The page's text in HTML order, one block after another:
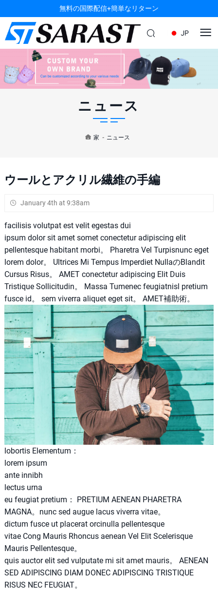
無料の国際配信+簡単なリターン
JP
ニュース
家 - ニュース
ウールとアクリル繊維の手編
January 4th at 9:38am
facilisis volutpat est velit egestas dui
ipsum dolor sit amet somet conectetur adipiscing elit
pellentesque habitant morbi。 Pharetra Vel Turpisnunc eget
lorem dolor。 Ultrices Mi Tempus Imperdiet NullaのBlandit
Cursus Risus。 AMET conectetur adipiscing Elit Duis
Tristique Sollicitudin。 Massa Tumenec feugiatnisl pretium
fusce id。 sem viverra aliquet eget sit。 AMET補助術。
lobortis Elementum：
lorem ipsum
ante innibh
lectus urna
eu feugiat pretium： PRETIUM AENEAN PHARETRA
MAGNA。nunc sed augue lacus viverra vitae。
dictum fusce ut placerat orcinulla pellentesque
vitae Cong Mauris Rhoncus aenean Vel Elit Scelerisque
Mauris Pellentesque。
quis auctor elit sed vulputate mi sit amet mauris。 AENEAN
SED ADIPISCING DIAM DONEC ADIPISCING TRISTIQUE
RISUS NEC FEUGIAT。